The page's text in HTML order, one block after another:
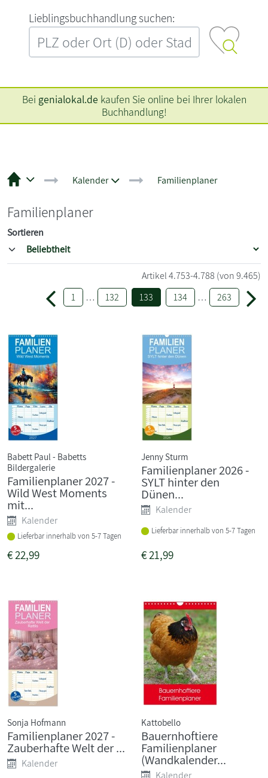
L‍i‍e‍b‍l‍i‍n‍g‍s‍b‍u‍c‍h‍h‍a‍n‍d‍l‍u‍n‍g‍ ‍s‍u‍c‍h‍e‍n‍:‍
Bei genialokal.de kaufen Sie online bei Ihrer lokalen
Buchhandlung!
Kalender Familienplaner
Familienplaner
Sortieren
Artikel4.753-4.788 (von 9.465)
1
… 132 133 134 … 263
Babett Paul - Babetts
Bildergalerie
Familienplaner 2027 -
Wild West Moments
mit...
Kalender
Lieferbar innerhalb von 5-7 Tagen
€22,99
Jenny Sturm
Familienplaner 2026 -
SYLT hinter den
Dünen...
Kalender
Lieferbar innerhalb von 5-7 Tagen
€21,99
Sonja Hofmann
Familienplaner 2027 -
Zauberhafte Welt der ...
Kalender
Kattobello
Bauernhoftiere
Familienplaner
(Wandkalender...
Kalender